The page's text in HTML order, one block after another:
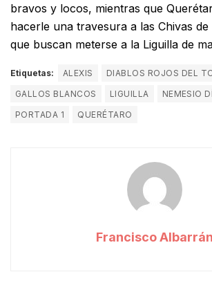
bravos y locos, mientras que
hacerle una travesura a las Chivas de
que buscan meterse a la Liguilla de
Etiquetas: ALEXIS
DIABLOS ROJOS DEL
GALLOS BLANCOS
LIGUILLA NEMESIO
PORTADA 1
QUERÉTARO
Francisco Albarrán